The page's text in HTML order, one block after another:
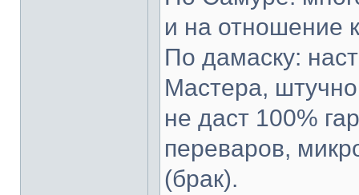
и на отношение
По дамаску:
Мастера,
не даст 100%
переваров,
(брак).